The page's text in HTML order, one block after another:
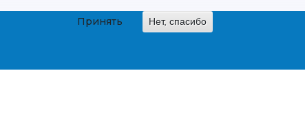
Принять Нет, спасибо